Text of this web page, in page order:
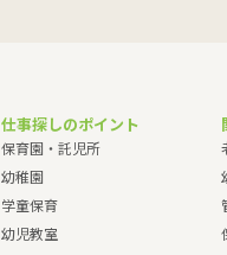
仕事探しのポイント
保育園・託児所
幼稚園
学童保育
幼児教室